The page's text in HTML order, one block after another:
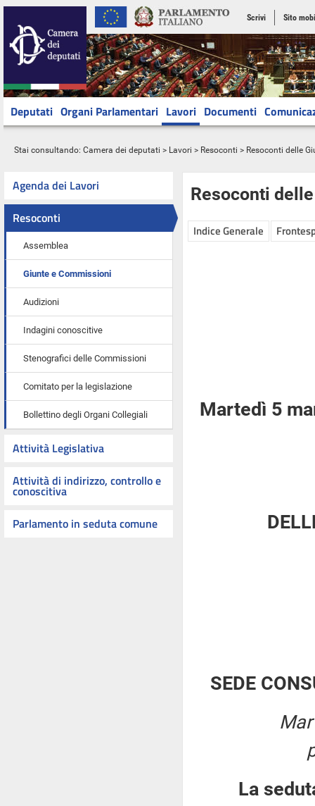
Scrivi Sito
Deputati Organi Parlamentari Lavori Documenti
Stai consultando: Camera dei deputati > Lavori > Resoconti > Resoconti delle
Agenda dei Lavori
Resoconti
Assemblea
Giunte e Commissioni
Audizioni
Indagini conoscitive
Stenografici delle Commissioni
Comitato per la legislazione
Bollettino degli Organi Collegiali
Attività Legislativa
Attività di indirizzo, controllo e
conoscitiva
Parlamento in seduta comune
Resoconti
Indice Generale
Martedì 5
SEDE
La